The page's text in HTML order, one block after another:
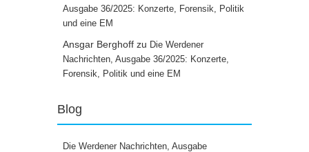
Ausgabe 36/2025: Konzerte, Forensik, Politik
und eine EM
Ansgar Berghoff zu Die Werdener
Nachrichten, Ausgabe 36/2025: Konzerte,
Forensik, Politik und eine EM
Blog
Die Werdener Nachrichten, Ausgabe